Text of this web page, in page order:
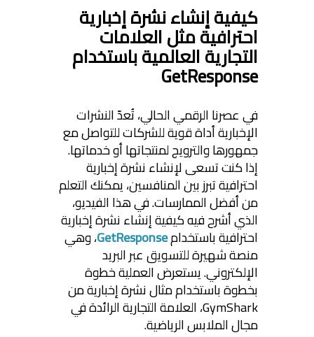
كيفية إنشاء نشرة إخبارية
احترافية مثل العلامات
التجارية العالمية باستخدام
GetResponse
في عصرنا الرقمي الحالي، تُعدّ النشرات
الإخبارية أداة قوية للشركات للتواصل مع
جمهورها والترويج لمنتجاتها أو خدماتها.
إذا كنت تسعى لإنشاء نشرة إخبارية
احترافية تبرز بين المنافسين، يمكنك التعلم
من أفضل الممارسات. في هذا الفيديو،
الذي أشرح فيه كيفية إنشاء نشرة إخبارية
احترافية باستخدامGetResponse، وهي
منصة شهيرة للتسويق عبر البريد
الإلكتروني. يستعرض العملية خطوة
بخطوة باستخدام مثال نشرة إخبارية من
GymShark، العلامة التجارية الرائدة في
مجال الملابس الرياضية.